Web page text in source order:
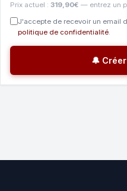
Prix actuel : 319,90€ — entrez un
J'accepte de recevoir un email
politique de confidentialité.
🔔